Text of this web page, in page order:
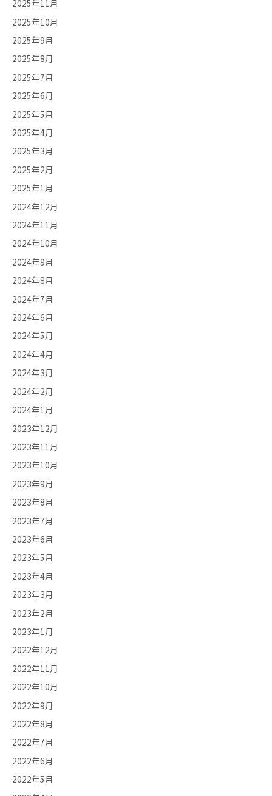
2025年11月
2025年10月
2025年9月
2025年8月
2025年7月
2025年6月
2025年5月
2025年4月
2025年3月
2025年2月
2025年1月
2024年12月
2024年11月
2024年10月
2024年9月
2024年8月
2024年7月
2024年6月
2024年5月
2024年4月
2024年3月
2024年2月
2024年1月
2023年12月
2023年11月
2023年10月
2023年9月
2023年8月
2023年7月
2023年6月
2023年5月
2023年4月
2023年3月
2023年2月
2023年1月
2022年12月
2022年11月
2022年10月
2022年9月
2022年8月
2022年7月
2022年6月
2022年5月